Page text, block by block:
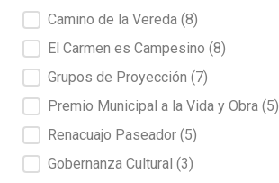
Camino de la Vereda (8)
El Carmen es Campesino (8)
Grupos de Proyección (7)
Premio Municipal a la Vida y Obra (5)
Renacuajo Paseador (5)
Gobernanza Cultural (3)